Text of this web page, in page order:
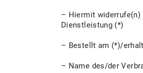
– Hiermit widerrufe(n)
Dienstleistung (*)
– Bestellt am (*)/
– Name des/der